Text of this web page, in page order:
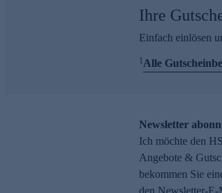
Ihre
Einfach einlösen
1Alle
Newsletter
Ich möchte den
Angebote &
bekommen Sie
den Newsletter-